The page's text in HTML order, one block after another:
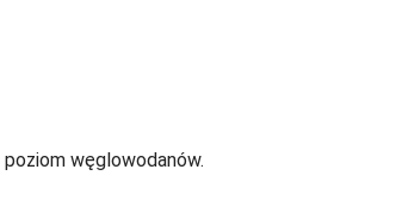
węglowodanów.